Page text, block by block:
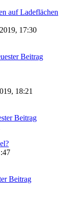
auf Ladeflächen
17:30
Beitrag
18:21
Beitrag
Beitrag